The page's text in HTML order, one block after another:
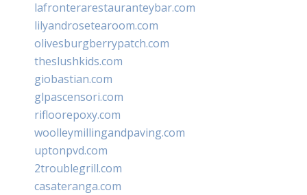
lafronterarestauranteybar.com
lilyandrosetearoom.com
olivesburgberrypatch.com
theslushkids.com
giobastian.com
glpascensori.com
rifloorepoxy.com
woolleymillingandpaving.com
uptonpvd.com
2troublegrill.com
casateranga.com